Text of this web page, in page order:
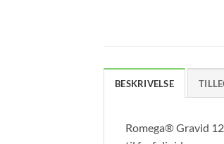
BESKRIVELSE
Romega® Gravid